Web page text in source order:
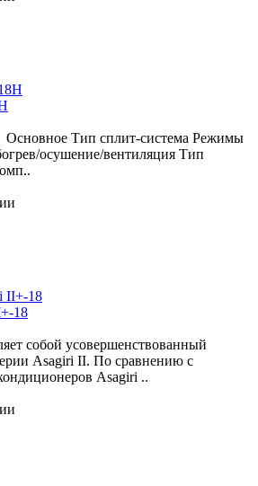
Тип сплит-система Режимы
осушение/вентиляция Тип
18
собой усовершенствованный
Asagiri II. По сравнению с
Asagiri ..